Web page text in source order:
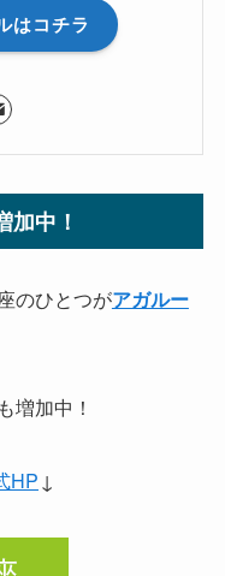
はコチラ
加中！
のひとつがアガルー
増加中！
HP↓